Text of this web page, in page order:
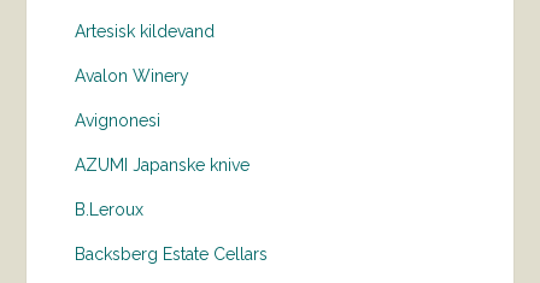
Artesisk kildevand
Avalon Winery
Avignonesi
AZUMI Japanske knive
B.Leroux
Backsberg Estate Cellars